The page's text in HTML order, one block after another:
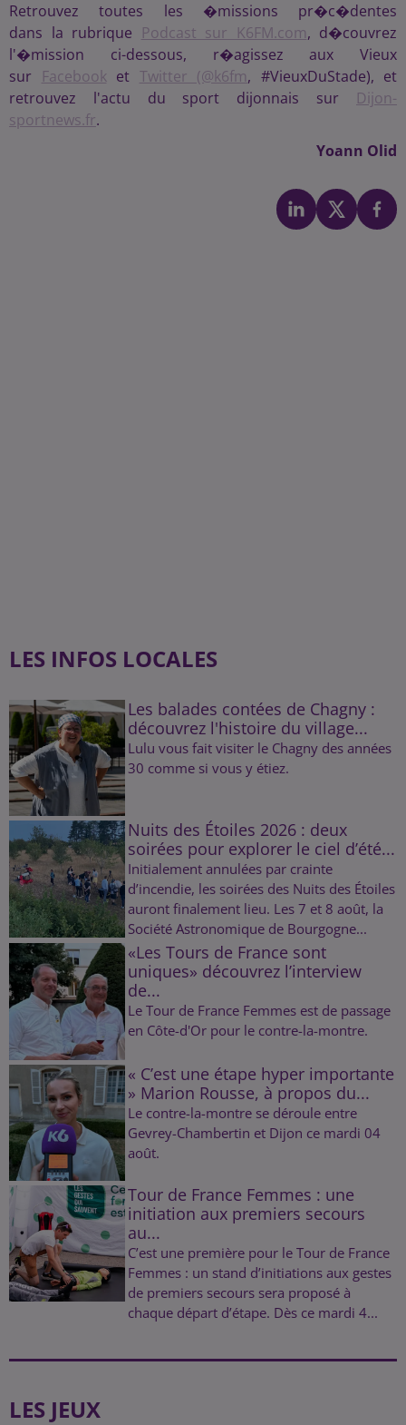
Retrouvez toutes les �missions pr�c�dentes
dans la rubrique Podcast sur K6FM.com, d�couvrez
l'�mission ci-dessous, r�agissez aux Vieux
sur
Facebooket Twitter (@k6fm, #VieuxDuStade), et
retrouvez l'actu du sport dijonnais sur Dijon-
sportnews.fr.
Yoann Olid
LES INFOS LOCALES
Les balades contées de Chagny :
découvrez l'histoire du village...
Lulu vous fait visiter le Chagny des années
30 comme si vous y étiez.
Nuits des Étoiles 2026 : deux
soirées pour explorer le ciel d’été...
Initialement annulées par crainte
d’incendie, les soirées des Nuits des Étoiles
auront finalement lieu. Les 7 et 8 août, la
Société Astronomique de Bourgogne...
«Les Tours de France sont
uniques» découvrez l’interview
de...
Le Tour de France Femmes est de passage
en Côte-d'Or pour le contre-la-montre.
« C’est une étape hyper importante
» Marion Rousse, à propos du...
Le contre-la-montre se déroule entre
Gevrey-Chambertin et Dijon ce mardi 04
août.
Tour de France Femmes : une
initiation aux premiers secours
au...
C’est une première pour le Tour de France
Femmes : un stand d’initiations aux gestes
de premiers secours sera proposé à
chaque départ d’étape. Dès ce mardi 4...
LES JEUX